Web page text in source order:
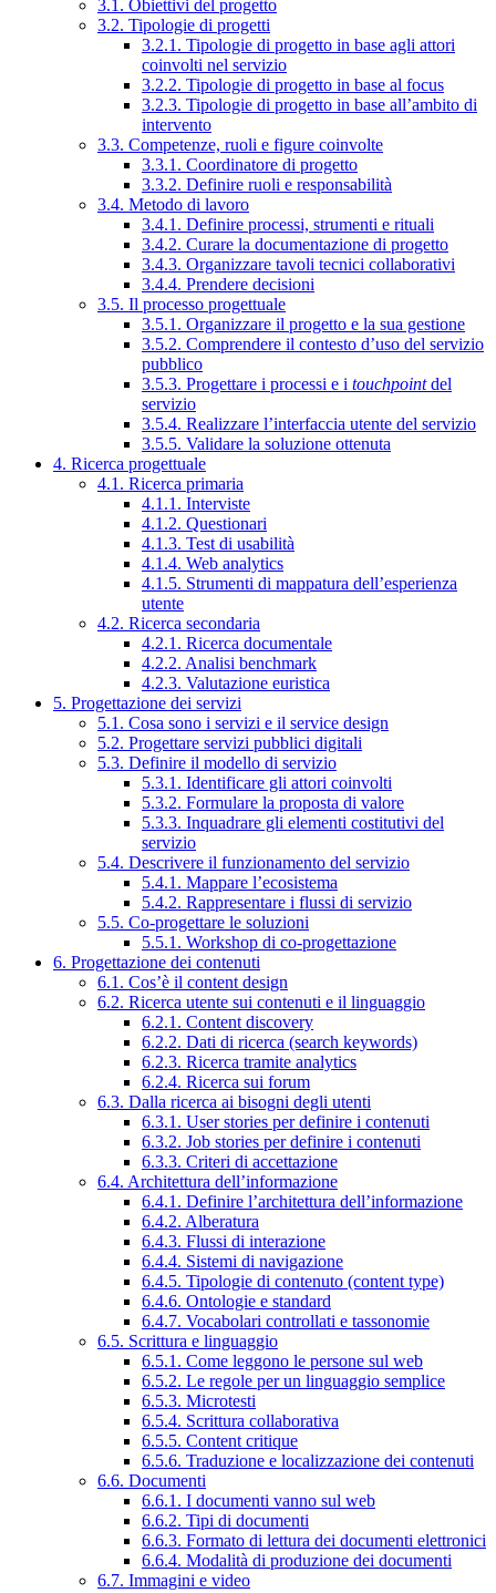
3.1. Obiettivi del progetto
3.2. Tipologie di progetti
3.2.1. Tipologie di progetto in base agli attori
coinvolti nel servizio
3.2.2. Tipologie di progetto in base al focus
3.2.3. Tipologie di progetto in base all’ambito di
intervento
3.3. Competenze, ruoli e figure coinvolte
3.3.1. Coordinatore di progetto
3.3.2. Definire ruoli e responsabilità
3.4. Metodo di lavoro
3.4.1. Definire processi, strumenti e rituali
3.4.2. Curare la documentazione di progetto
3.4.3. Organizzare tavoli tecnici collaborativi
3.4.4. Prendere decisioni
3.5. Il processo progettuale
3.5.1. Organizzare il progetto e la sua gestione
3.5.2. Comprendere il contesto d’uso del servizio
pubblico
3.5.3. Progettare i processi e i touchpointdel
servizio
3.5.4. Realizzare l’interfaccia utente del servizio
3.5.5. Validare la soluzione ottenuta
4. Ricerca progettuale
4.1. Ricerca primaria
4.1.1. Interviste
4.1.2. Questionari
4.1.3. Test di usabilità
4.1.4. Web analytics
4.1.5. Strumenti di mappatura dell’esperienza
utente
4.2. Ricerca secondaria
4.2.1. Ricerca documentale
4.2.2. Analisi benchmark
4.2.3. Valutazione euristica
5. Progettazione dei servizi
5.1. Cosa sono i servizi e il service design
5.2. Progettare servizi pubblici digitali
5.3. Definire il modello di servizio
5.3.1. Identificare gli attori coinvolti
5.3.2. Formulare la proposta di valore
5.3.3. Inquadrare gli elementi costitutivi del
servizio
5.4. Descrivere il funzionamento del servizio
5.4.1. Mappare l’ecosistema
5.4.2. Rappresentare i flussi di servizio
5.5. Co-progettare le soluzioni
5.5.1. Workshop di co-progettazione
6. Progettazione dei contenuti
6.1. Cos’è il content design
6.2. Ricerca utente sui contenuti e il linguaggio
6.2.1. Content discovery
6.2.2. Dati di ricerca (search keywords)
6.2.3. Ricerca tramite analytics
6.2.4. Ricerca sui forum
6.3. Dalla ricerca ai bisogni degli utenti
6.3.1. User stories per definire i contenuti
6.3.2. Job stories per definire i contenuti
6.3.3. Criteri di accettazione
6.4. Architettura dell’informazione
6.4.1. Definire l’architettura dell’informazione
6.4.2. Alberatura
6.4.3. Flussi di interazione
6.4.4. Sistemi di navigazione
6.4.5. Tipologie di contenuto (content type)
6.4.6. Ontologie e standard
6.4.7. Vocabolari controllati e tassonomie
6.5. Scrittura e linguaggio
6.5.1. Come leggono le persone sul web
6.5.2. Le regole per un linguaggio semplice
6.5.3. Microtesti
6.5.4. Scrittura collaborativa
6.5.5. Content critique
6.5.6. Traduzione e localizzazione dei contenuti
6.6. Documenti
6.6.1. I documenti vanno sul web
6.6.2. Tipi di documenti
6.6.3. Formato di lettura dei documenti elettronici
6.6.4. Modalità di produzione dei documenti
6.7. Immagini e video